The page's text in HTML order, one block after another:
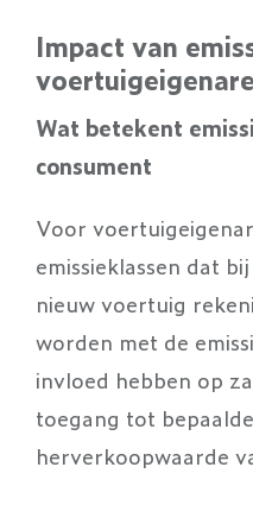
Impact van
Wat betekent
consument
Voor
emissieklassen dat
nieuw voertuig
worden met de
invloed hebben op
toegang tot
herverkoopwaarde